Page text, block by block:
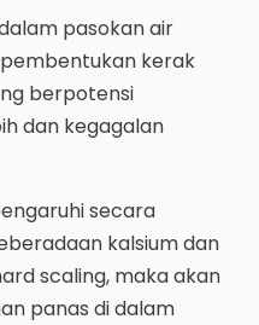
pasokan air
kerak
berpotensi
dan kegagalan
secara
kalsium dan
scaling, maka akan
panas di dalam